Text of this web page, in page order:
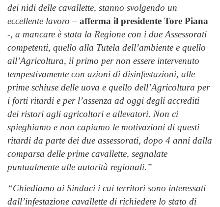
dei nidi delle cavallette, stanno svolgendo un
eccellente lavoro – afferma il presidente Tore Piana
-, a mancare è stata la Regione con i due Assessorati
competenti, quello alla Tutela dell’ambiente e quello
all’Agricoltura, il primo per non essere intervenuto
tempestivamente con azioni di disinfestazioni, alle
prime schiuse delle uova e quello dell’Agricoltura per
i forti ritardi e per l’assenza ad oggi degli accrediti
dei ristori agli agricoltori e allevatori. Non ci
spieghiamo e non capiamo le motivazioni di questi
ritardi da parte dei due assessorati, dopo 4 anni dalla
comparsa delle prime cavallette, segnalate
puntualmente alle autorità regionali.”
“Chiediamo ai Sindaci i cui territori sono interessati
dall’infestazione cavallette di richiedere lo stato di